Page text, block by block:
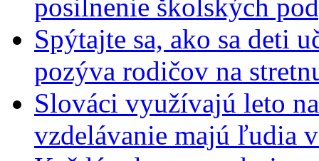
posilnenie školských
Spýtajte sa, ako sa deti
pozýva rodičov na
Slováci využívajú leto
vzdelávanie majú ľudia